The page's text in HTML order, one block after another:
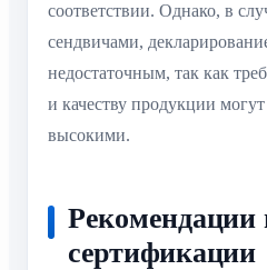
соответствии. Однако, в
сендвичами,
недостаточным, так как
и качеству продукции
высокими.
Рекомендации
сертификации